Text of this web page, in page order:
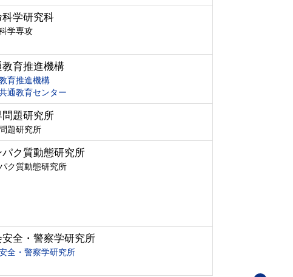
科学研究科
学専攻
教育推進機構
育推進機構
通教育センター
問題研究所
題研究所
パク質動態研究所
ク質動態研究所
安全・警察学研究所
全・警察学研究所